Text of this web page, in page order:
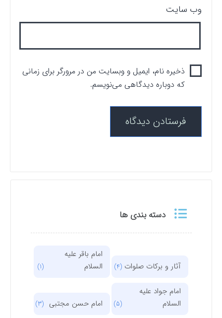
دسته بندی ها
آثار و برکات صلوات(4)
امام باقر علیه
السلام
امام جواد علیه
السلام
امام حسن مجتبی (3)
وب‌ سایت
ذخیره نام، ایمیل و وبسایت من در مرورگر برای زمانی
که دوباره دیدگاهی می‌نویسم.